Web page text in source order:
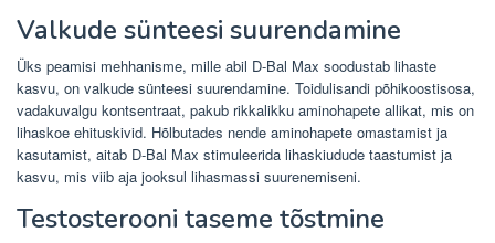
Valkude sünteesi suurendamine
Üks peamisi mehhanisme, mille abil D-Bal Max soodustab lihaste
kasvu, on valkude sünteesi suurendamine. Toidulisandi põhikoostisosa,
vadakuvalgu kontsentraat, pakub rikkalikku aminohapete allikat, mis on
lihaskoe ehituskivid. Hõlbutades nende aminohapete omastamist ja
kasutamist, aitab D-Bal Max stimuleerida lihaskiudude taastumist ja
kasvu, mis viib aja jooksul lihasmassi suurenemiseni.
Testosterooni taseme tõstmine